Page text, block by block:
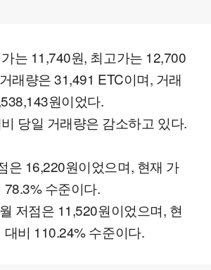
는 11,740원, 최고가는 12,700
래량은 31,491 ETC이며, 거래
원이었다.
당일 거래량은 감소하고 있다.
은 16,220원이었으며, 현재 가
수준이다.
저점은 11,520원이었으며, 현
비 110.24% 수준이다.